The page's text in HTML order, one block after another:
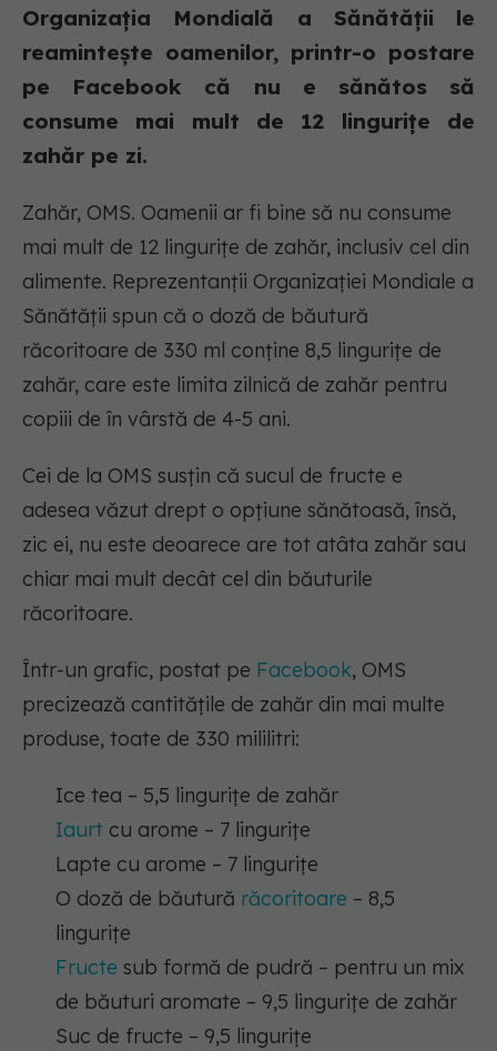
Organizația Mondială a Sănătății le
reamintește oamenilor, printr-o postare
pe Facebook că nu e sănătos să
consume mai mult de 12 lingurițe de
zahăr pe zi.
Zahăr, OMS. Oamenii ar fi bine să nu consume
mai mult de 12 lingurițe de zahăr, inclusiv cel din
alimente. Reprezentanții Organizației Mondiale a
Sănătății spun că o doză de băutură
răcoritoare de 330 ml conține 8,5 lingurițe de
zahăr, care este limita zilnică de zahăr pentru
copiii de în vârstă de 4-5 ani.
Cei de la OMS susțin că sucul de fructe e
adesea văzut drept o opțiune sănătoasă, însă,
zic ei, nu este deoarece are tot atâta zahăr sau
chiar mai mult decât cel din băuturile
răcoritoare.
Într-un grafic, postat pe Facebook, OMS
precizează cantitățile de zahăr din mai multe
produse, toate de 330 mililitri:
Ice tea – 5,5 lingurițe de zahăr
Iaurt cu arome – 7 lingurițe
Lapte cu arome – 7 lingurițe
O doză de băutură răcoritoare – 8,5
lingurițe
Fructe sub formă de pudră – pentru un mix
de băuturi aromate – 9,5 lingurițe de zahăr
Suc de fructe – 9,5 lingurițe